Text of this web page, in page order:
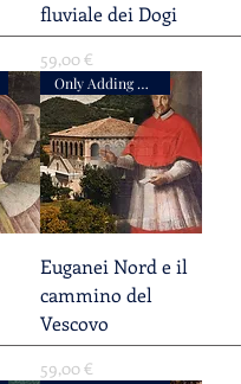
fluviale dei Dogi
Prezzo
59,00 €
Only Adding Accompaniment
Euganei Nord e il
cammino del
Vescovo
Prezzo
59,00 €